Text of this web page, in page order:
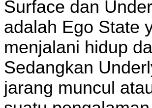
Surface dan
adalah Ego State
menjalani hidup
Sedangkan
jarang muncul